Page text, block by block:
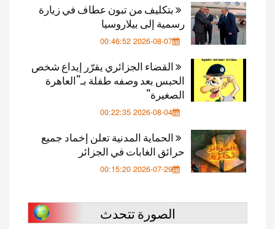
بتكليف من تبون عطاف في زيارة
رسمية إلى بيلاروسيا
2026-08-07 00:46:52
القضاء الجزائري يقرّر إيداع شخص
الحبس بعد وصفه طفلة بـ”العاهرة
الصغيرة”
2026-08-04 00:22:35
الحماية المدنية تعلن إخماد جميع
حرائق الغابات في الجزائر
2026-07-29 00:15:20
الصورة تتحدث